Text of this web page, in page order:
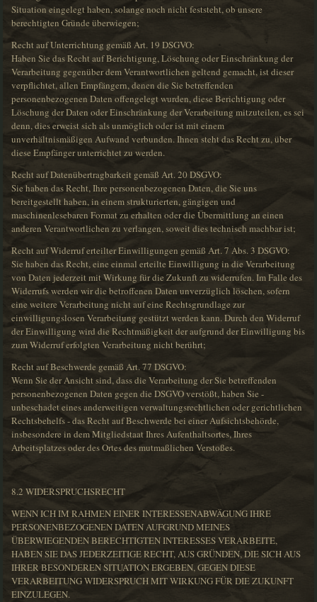
Situation eingelegt haben, solange noch nicht feststeht, ob unsere
berechtigten Gründe überwiegen;
Recht auf Unterrichtung gemäß Art. 19 DSGVO:
Haben Sie das Recht auf Berichtigung, Löschung oder Einschränkung der
Verarbeitung gegenüber dem Verantwortlichen geltend gemacht, ist dieser
verpflichtet, allen Empfängern, denen die Sie betreffenden
personenbezogenen Daten offengelegt wurden, diese Berichtigung oder
Löschung der Daten oder Einschränkung der Verarbeitung mitzuteilen, es sei
denn, dies erweist sich als unmöglich oder ist mit einem
unverhältnismäßigen Aufwand verbunden. Ihnen steht das Recht zu, über
diese Empfänger unterrichtet zu werden.
Recht auf Datenübertragbarkeit gemäß Art. 20 DSGVO:
Sie haben das Recht, Ihre personenbezogenen Daten, die Sie uns
bereitgestellt haben, in einem strukturierten, gängigen und
maschinenlesebaren Format zu erhalten oder die Übermittlung an einen
anderen Verantwortlichen zu verlangen, soweit dies technisch machbar ist;
Recht auf Widerruf erteilter Einwilligungen gemäß Art. 7 Abs. 3 DSGVO:
Sie haben das Recht, eine einmal erteilte Einwilligung in die Verarbeitung
von Daten jederzeit mit Wirkung für die Zukunft zu widerrufen. Im Falle des
Widerrufs werden wir die betroffenen Daten unverzüglich löschen, sofern
eine weitere Verarbeitung nicht auf eine Rechtsgrundlage zur
einwilligungslosen Verarbeitung gestützt werden kann. Durch den Widerruf
der Einwilligung wird die Rechtmäßigkeit der aufgrund der Einwilligung bis
zum Widerruf erfolgten Verarbeitung nicht berührt;
Recht auf Beschwerde gemäß Art. 77 DSGVO:
Wenn Sie der Ansicht sind, dass die Verarbeitung der Sie betreffenden
personenbezogenen Daten gegen die DSGVO verstößt, haben Sie -
unbeschadet eines anderweitigen verwaltungsrechtlichen oder gerichtlichen
Rechtsbehelfs - das Recht auf Beschwerde bei einer Aufsichtsbehörde,
insbesondere in dem Mitgliedstaat Ihres Aufenthaltsortes, Ihres
Arbeitsplatzes oder des Ortes des mutmaßlichen Verstoßes.
8.2 WIDERSPRUCHSRECHT
WENN ICH IM RAHMEN EINER INTERESSENABWÄGUNG IHRE
PERSONENBEZOGENEN DATEN AUFGRUND MEINES
ÜBERWIEGENDEN BERECHTIGTEN INTERESSES VERARBEITE,
HABEN SIE DAS JEDERZEITIGE RECHT, AUS GRÜNDEN, DIE SICH AUS
IHRER BESONDEREN SITUATION ERGEBEN, GEGEN DIESE
VERARBEITUNG WIDERSPRUCH MIT WIRKUNG FÜR DIE ZUKUNFT
EINZULEGEN.